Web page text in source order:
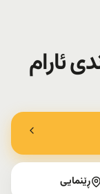
ئارام
ڕێنمایی